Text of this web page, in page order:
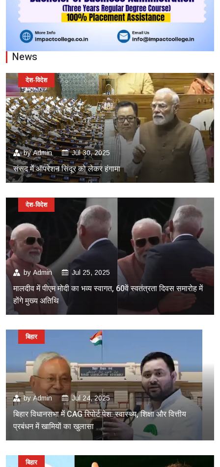
News
byAdmin Jul 30, 2025
संसद में ऑपरेशन सिंदूर को लेकर हंगामा
देश-विदेश
by Admin Jul 25, 2025
मालदीव में पीएम मोदी का भव्य स्वागत, 60वें स्वतंत्रता दिवस समारोह में
होंगे मुख्य अतिथि
देश-विदेश
byAdmin Jul 24, 2025
बिहार विधानसभा में CAG रिपोर्ट पेश: स्वास्थ्य, शिक्षा और वित्तीय
प्रबंधन में खामियों का खुलासा
बिहार
बिहार